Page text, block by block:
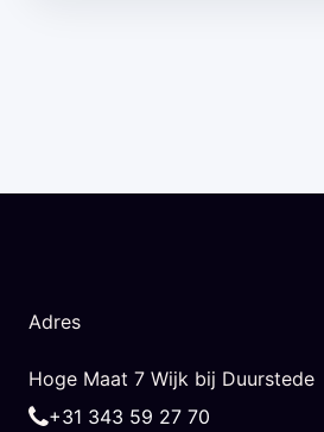
Adres
Hoge Maat 7 Wijk bij Duurstede
+31 343 59 27 70